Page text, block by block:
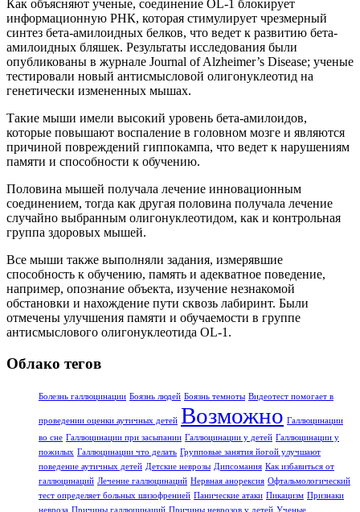
Как объясняют ученые, соединение OL-1 блокирует
информационную РНК, которая стимулирует чрезмерный
синтез бета-амилоидных белков, что ведет к развитию бета-
амилоидных бляшек. Результаты исследования были
опубликованы в журнале Journal of Alzheimer’s Disease; ученые
тестировали новый антисмысловой олигонуклеотид на
генетически измененных мышах.
Такие мыши имели высокий уровень бета-амилоидов,
которые повышают воспаление в головном мозге и являются
причиной повреждений гиппокампа, что ведет к нарушениям
памяти и способности к обучению.
Половина мышей получала лечение инновационным
соединением, тогда как другая половина получала лечение
случайно выбранным олигонуклеотидом, как и контрольная
группа здоровых мышей.
Bсе мыши также выполняли задания, измерявшие
способность к обучению, память и адекватное поведение,
например, опознание объекта, изучение незнакомой
обстановки и нахождение пути сквозь лабиринт. Были
отмечены улучшения памяти и обучаемости в группе
антисмыслового олигонуклеотида OL-1.
Облако тегов
Болезнь галлюцинации Боязнь людей Боязнь темноты Видеотест помогает в
проведении оценки аутичных детей Возможно Галлюцинации
во сне Галлюцинации при засыпании Галлюцинации у детей Галлюцинации у
пожилых Галлюцинации что делать Групповые занятия йогой улучшают
поведение аутичных детей Детские неврозы Дипсомания Как избавиться от
галлюцинаций Лечение галлюцинаций Нервная анорексия Офтальмологический
тест определяет больных шизофренией Панические атаки Пикацизм Признаки
невроза Причины галлюцинаций Причины неврозов у детей Ученые